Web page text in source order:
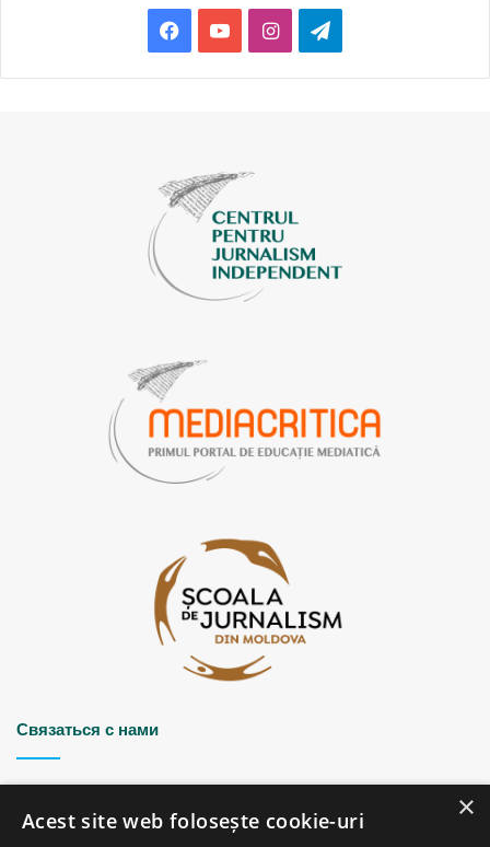
Facebook
YouTubeInstagramTelegram
Связаться с нами
Strada Șciusev, 53
2012 Chișinău, Republica Moldova
×
Acest site web folosește cookie-uri